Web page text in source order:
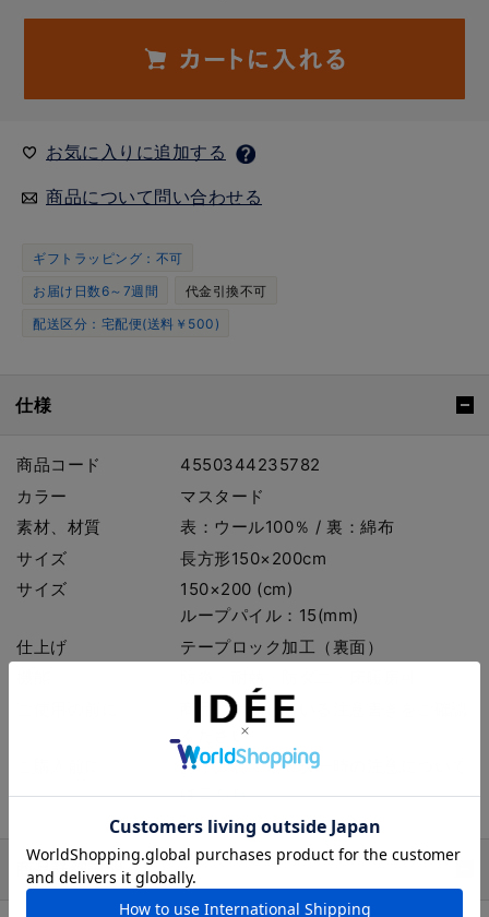
お気に入りに追加する
商品について問い合わせる
ギフトラッピング：不可
お届け日数6～7週間
代金引換不可
配送区分：宅配便(送料￥500)
仕様
商品コード
4550344235782
カラー
マスタード
素材、材質
表：ウール100％ / 裏：綿布
サイズ
長方形150×200cm
サイズ
150×200 (cm)
ループパイル：15(mm)
仕上げ
テープロック加工（裏面）
商品に付属している注意書きをご確認
ください。
お手入れ・オーダー時の注意について
はこちら
商品詳細説明